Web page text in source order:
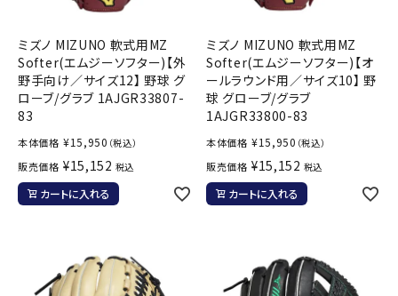
ミズノ MIZUNO 軟式用MZ
Softer(エムジーソフター)【外
野手向け／サイズ12】 野球 グ
ローブ/グラブ 1AJGR33807-
83
本体価格 ¥15,950 （税込）
販売価格 ¥15,152 税込
カートに入れる
ミズノ MIZUNO 軟式用MZ
Softer(エムジーソフター)【オ
ールラウンド用／サイズ10】 野
球 グローブ/グラブ
1AJGR33800-83
本体価格 ¥15,950 （税込）
販売価格 ¥15,152 税込
カートに入れる